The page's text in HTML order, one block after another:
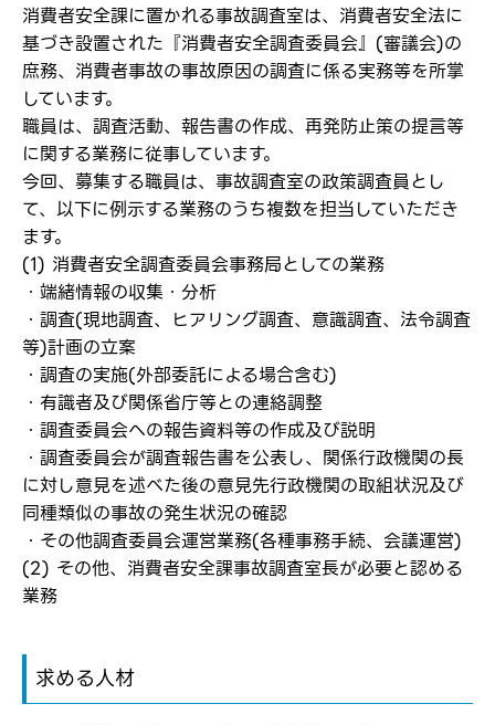
弊社ホームページの求人票をみて
応募した方へ
弊社ホームページの求人票をみて
応募し、転職を決めた方
ログイン
お気に入り登録にはログインが必要です
メールアドレス
パスワード
※パスワードを忘れた方はコチラ
消費者安全課に置かれる事故調査室は、消費者安全法に
基づき設置された『消費者安全調査委員会』(審議会)の
庶務、消費者事故の事故原因の調査に係る実務等を所掌
しています。
職員は、調査活動、報告書の作成、再発防止策の提言等
に関する業務に従事しています。
今回、募集する職員は、事故調査室の政策調査員とし
て、以下に例示する業務のうち複数を担当していただき
ます。
(1) 消費者安全調査委員会事務局としての業務
・端緒情報の収集・分析
・調査(現地調査、ヒアリング調査、意識調査、法令調査
等)計画の立案
・調査の実施(外部委託による場合含む)
・有識者及び関係省庁等との連絡調整
・調査委員会への報告資料等の作成及び説明
・調査委員会が調査報告書を公表し、関係行政機関の長
に対し意見を述べた後の意見先行政機関の取組状況及び
同種類似の事故の発生状況の確認
・その他調査委員会運営業務(各種事務手続、会議運営)
(2) その他、消費者安全課事故調査室長が必要と認める
業務
求める人材